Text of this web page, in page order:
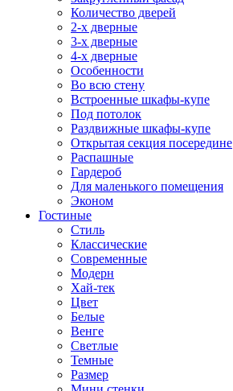
Количество дверей
2-х дверные
3-х дверные
4-х дверные
Особенности
Во всю стену
Встроенные шкафы-купе
Под потолок
Раздвижные шкафы-купе
Открытая секция посередине
Распашные
Гардероб
Для маленького помещения
Эконом
Гостиные
Стиль
Классические
Современные
Модерн
Хай-тек
Цвет
Белые
Венге
Светлые
Темные
Размер